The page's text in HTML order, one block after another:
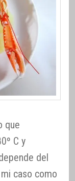
que
C y
del
caso como